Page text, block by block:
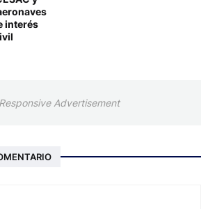
interés
Responsive Advertisement